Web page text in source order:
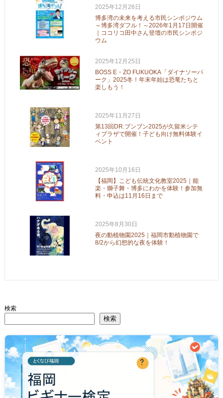
2025年12月26日
博多湾の未来を考える市民シンポジウム
～博多湾ダフル！～2026年1月17日開催
｜ココリコ田中さん登壇の市民シンポジ
ウム
2025年12月25日
BOSS E・ZO FUKUOKA「ダイナソーパ
ーク」2025冬！年末年始は恐竜たちと
楽しもう！
2025年11月27日
第13回DR.ブンブン2025が久留米シテ
ィプラザで開催！子ども向け無料体験イ
ベント
2025年10月16日
【福岡】こども伝統文化教室2025｜能
楽・獅子舞・博多にわかを体験！参加無
料・申込は11月16日まで
2025年8月30日
夜の動植物園2025｜福岡市動植物園で
8/2から幻想的な夜を体験！
検索
検索